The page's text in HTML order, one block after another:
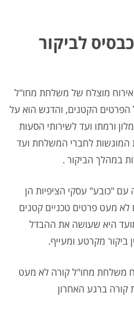
לביקור
אירוח מוצלח של משלחת מחו"ל
הפרטים הקטנים, והדגש הוא על
ורמתו ועד לשירותי הסעות
המוגשות לחברי המשלחת ועד
במהלך הביקור .
"כובע" עסקי הציפיות הן
מעט פרטים טכניים קטנים
היא שעושה את ההבדל
ביקור מקרטע ומעייף.
משלחת מחו"ל קורה לא מעט
ברגע האחרון